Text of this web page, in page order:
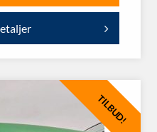
TILBUD!